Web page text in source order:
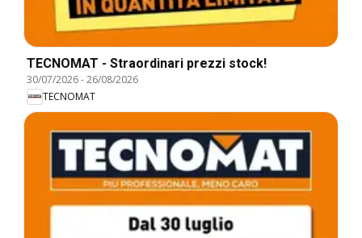
TECNOMAT - Straordinari prezzi stock!
30/07/2026-26/08/2026
TECNOMAT